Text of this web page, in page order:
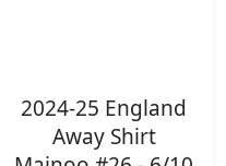
2024-25 England
Away Shirt